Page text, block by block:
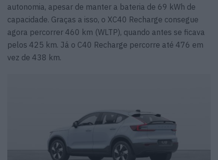
autonomia, apesar de manter a bateria de 69 kWh de
capacidade. Graças a isso, o XC40 Recharge consegue
agora percorrer 460 km (WLTP), quando antes se ficava
pelos 425 km. Já o C40 Recharge percorre até 476 em
vez de 438 km.